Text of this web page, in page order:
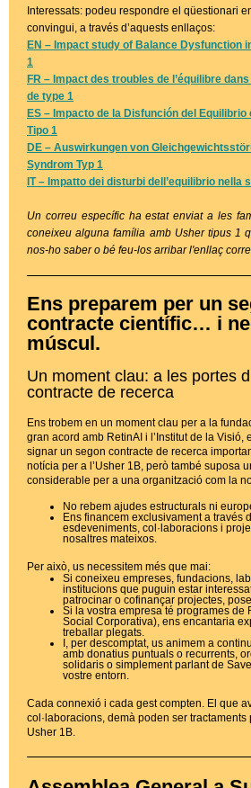
Interessats: podeu respondre el qüestionari
convingui, a través d’aquests enllaços:
EN – Impact study of Balance Dysfunction
1
FR – Impact des troubles de l’équilibre
de type 1
ES – Impacto de la Disfunción del
Tipo 1
DE – Auswirkungen von
Syndrom Typ 1
IT – Impatto dei disturbi dell’equilibrio nella
Un correu específic ha estat enviat a les
coneixeu alguna família amb Usher tipus 1
nos-ho saber o bé feu-los arribar l'enllaç
Ens preparem per un
contracte científic… i
múscul.
Un moment clau: a les portes
contracte de recerca
Ens trobem en un moment clau per a la
gran acord amb RetinAI i l’Institut de la Visió,
signar un segon contracte de recerca
notícia per a l’Usher 1B, però també suposa
considerable per a una organització com la
No rebem ajudes estructurals ni
Ens financem exclusivament a través
esdeveniments, col·laboracions i
nosaltres mateixos.
Per això, us necessitem més que mai:
Si coneixeu empreses, fundacions,
institucions que puguin estar
patrocinar o cofinançar projectes,
Si la vostra empresa té programes de
Social Corporativa), ens encantaria
treballar plegats.
I, per descomptat, us animem a
amb donatius puntuals o recurrents,
solidaris o simplement parlant de
vostre entorn.
Cada connexió i cada gest compten. El que
col·laboracions, demà poden ser
Usher 1B.